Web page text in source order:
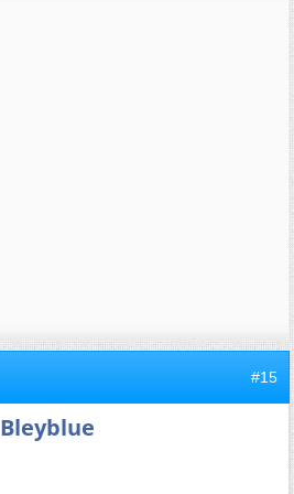
#15
Bleyblue